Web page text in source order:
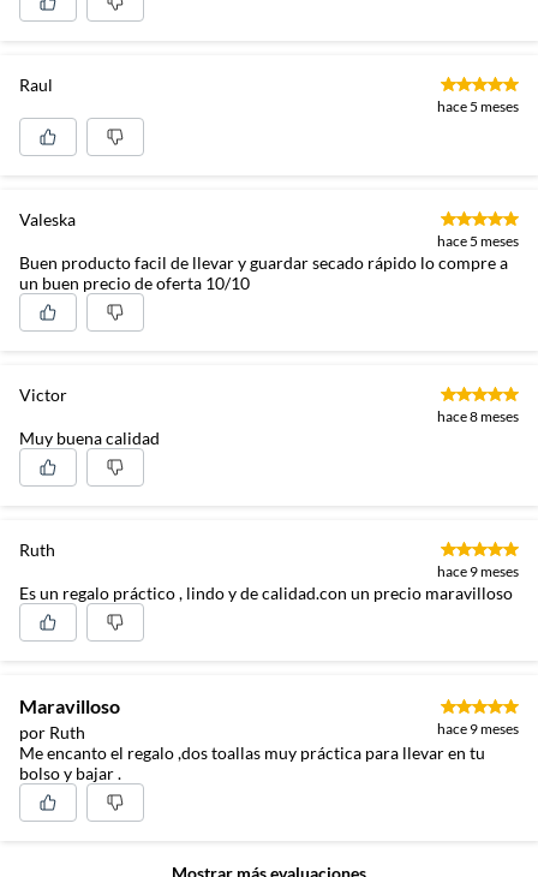
Raul
hace 5 meses
Valeska
hace 5 meses
Buen producto facil de llevar y guardar secado rápido lo compre a
un buen precio de oferta 10/10
Victor
hace 8 meses
Muy buena calidad
Ruth
hace 9 meses
Es un regalo práctico , lindo y de calidad.con un precio maravilloso
Maravilloso
por Ruth hace 9 meses
Me encanto el regalo ,dos toallas muy práctica para llevar en tu
bolso y bajar .
Mostrar más evaluaciones